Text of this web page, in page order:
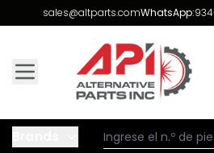
Skip to Content
sales@altparts.comWhatsApp: